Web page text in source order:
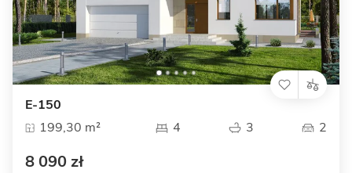
E-150
199,30 m²
4 3 2
8 090 zł